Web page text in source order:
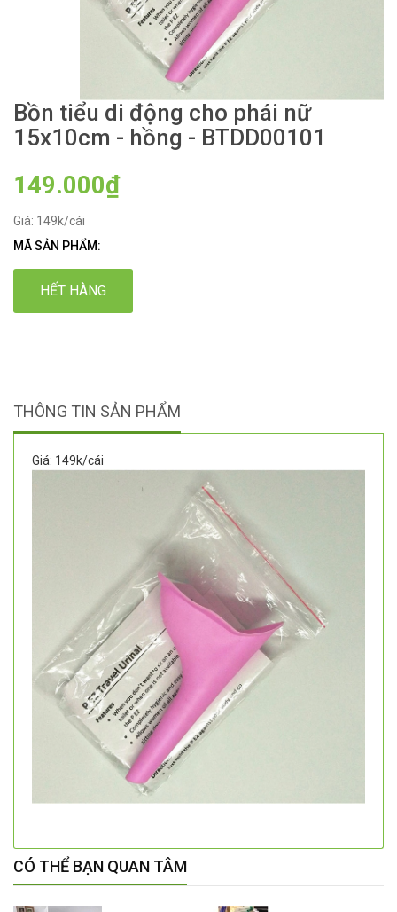
Bồn tiểu di động cho phái nữ
15x10cm - hồng - BTDD00101
149.000₫
Giá: 149k/cái
MÃ SẢN PHẨM:
HẾT HÀNG
THÔNG TIN SẢN PHẨM
Giá: 149k/cái
CÓ THỂ BẠN QUAN TÂM